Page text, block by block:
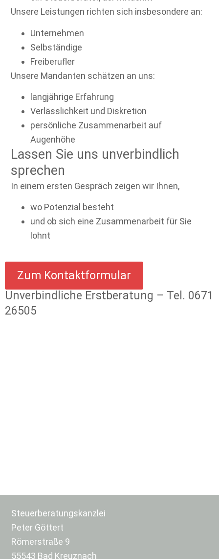
Unsere Leistungen richten sich insbesondere an:
Unternehmen
Selbständige
Freiberufler
Unsere Mandanten schätzen an uns:
langjährige Erfahrung
Verlässlichkeit und Diskretion
persönliche Zusammenarbeit auf
Augenhöhe
Lassen Sie uns unverbindlich
sprechen
In einem ersten Gespräch zeigen wir Ihnen,
wo Potenzial besteht
und ob sich eine Zusammenarbeit für Sie
lohnt
Zum Kontaktformular
Unverbindliche Erstberatung – Tel. 0671
26505
Steuerberatungskanzlei
Peter Göttert
Römerstraße 9
55543 Bad Kreuznach